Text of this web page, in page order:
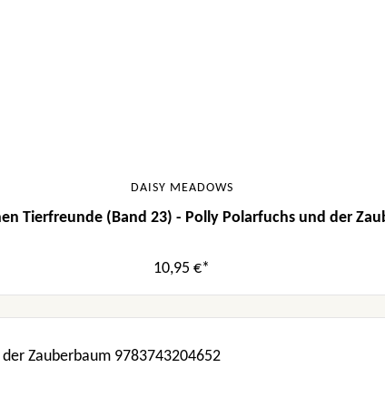
DAISY MEADOWS
Tierfreunde (Band 23) - Polly Polarfuchs und der
10,95 €*